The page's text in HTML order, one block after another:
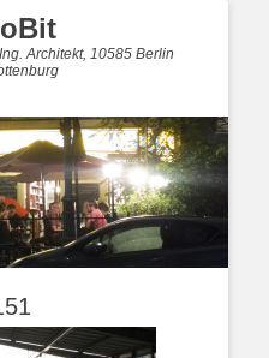
Architekt, 10585 Berlin